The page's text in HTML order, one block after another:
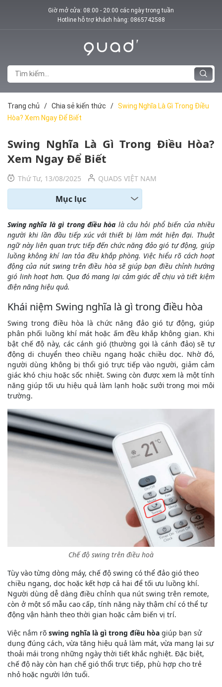
Giờ mở cửa: 08:00 - 20:00 các ngày trong tuần
Hotline hỗ trợ khách hàng: 0865742588
Trang chủ / Chia sẻ kiến thức / Swing Nghĩa Là Gì Trong Điều
Hòa? Xem Ngay Để Biết
Swing Nghĩa Là Gì Trong Điều Hòa?
Xem Ngay Để Biết
Thứ Tư, 13/08/2025 QUADS VIỆT NAM
Mục lục
Swing nghĩa là gì trong điều hòa là câu hỏi phổ biến của nhiều
người khi lần đầu tiếp xúc với thiết bị làm mát hiện đại. Thuật
ngữ này liên quan trực tiếp đến chức năng đảo gió tự động, giúp
luồng không khí lan tỏa đều khắp phòng. Việc hiểu rõ cách hoạt
động của nút swing trên điều hòa sẽ giúp bạn điều chỉnh hướng
gió linh hoạt hơn. Qua đó mang lại cảm giác dễ chịu và tiết kiệm
điện năng hiệu quả.
Khái niệm Swing nghĩa là gì trong điều hòa
Swing trong điều hòa là chức năng đảo gió tự động, giúp
phân phối luồng khí mát hoặc ấm đều khắp không gian. Khi
bật chế độ này, các cánh gió (thường gọi là cánh đảo) sẽ tự
động di chuyển theo chiều ngang hoặc chiều dọc. Nhờ đó,
người dùng không bị thổi gió trực tiếp vào người, giảm cảm
giác khó chịu hoặc sốc nhiệt. Swing còn được xem là một tính
năng giúp tối ưu hiệu quả làm lạnh hoặc sưởi trong mọi môi
trường.
Chế độ swing trên điều hoà
Tùy vào từng dòng máy, chế độ swing có thể đảo gió theo
chiều ngang, dọc hoặc kết hợp cả hai để tối ưu luồng khí.
Người dùng dễ dàng điều chỉnh qua nút swing trên remote,
còn ở một số mẫu cao cấp, tính năng này thậm chí có thể tự
động vận hành theo thời gian hoặc cảm biến vị trí.
Việc nắm rõ swing nghĩa là gì trong điều hòa giúp bạn sử
dụng đúng cách, vừa tăng hiệu quả làm mát, vừa mang lại sự
thoải mái trong những ngày thời tiết khắc nghiệt. Đặc biệt,
chế độ này còn hạn chế gió thổi trực tiếp, phù hợp cho trẻ
nhỏ hoặc người lớn tuổi.